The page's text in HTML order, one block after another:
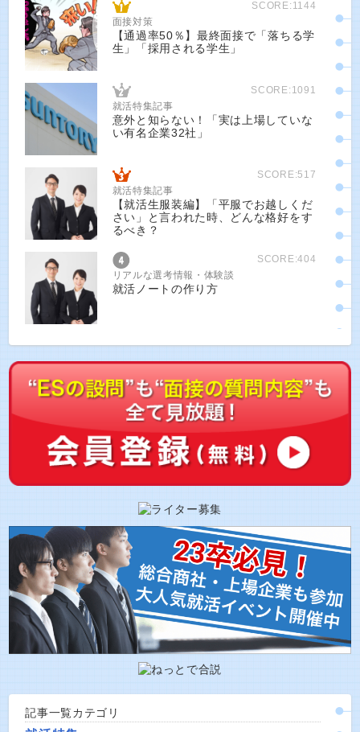
SCORE:1144
面接対策
【通過率50％】最終面接で「落ちる学
生」「採用される学生」
SCORE:1091
就活特集記事
意外と知らない！「実は上場していな
い有名企業32社」
SCORE:517
就活特集記事
【就活生服装編】「平服でお越しくだ
さい」と言われた時、どんな格好をす
るべき？
SCORE:404
リアルな選考情報・体験談
就活ノートの作り方
記事一覧カテゴリ